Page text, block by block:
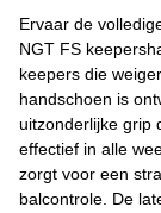
Ervaar de
NGT FS
keepers die
handschoen is
uitzonderlijke grip
effectief in alle
zorgt voor een
balcontrole. De